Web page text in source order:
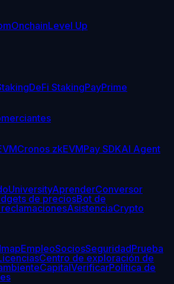
OnchainLevel Up
DeFi StakingPayPrime
Cronos zkEVMPay SDKAI Agent
UniversityAprenderConversor
de preciosBot de
AsistenciaCrypto
EmpleoSociosSeguridadPrueba
Centro de exploración de
CapitalVerificarPolítica de